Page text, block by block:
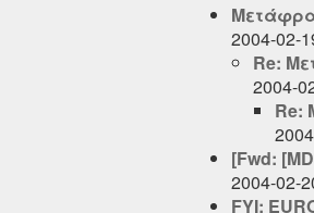
2004-02-
Re:
2004-
Re:
[Fwd:
2004-02-
FYI: